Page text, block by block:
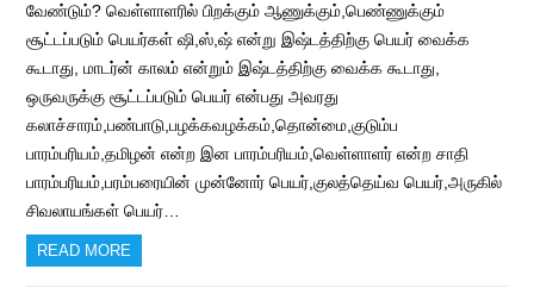
வேண்டும்? வெள்ளாளரில் பிறக்கும் ஆணுக்கும்,பெண்ணுக்கும்
சூட்டப்படும் பெயர்கள் ஷி,ஸ்,ஷ் என்று இஷ்டத்திற்கு பெயர் வைக்க
கூடாது, மாடர்ன் காலம் என்றும் இஷ்டத்திற்கு வைக்க கூடாது,
ஒருவருக்கு சூட்டப்படும் பெயர் என்பது அவரது
கலாச்சாரம்,பண்பாடு,பழக்கவழக்கம்,தொன்மை,குடும்ப
பாரம்பரியம்,தமிழன் என்ற இன பாரம்பரியம்,வெள்ளாளர் என்ற சாதி
பாரம்பரியம்,பரம்பரையின் முன்னோர் பெயர்,குலத்தெய்வ பெயர்,அருகில்
சிவலாயங்கள் பெயர்…
READ MORE